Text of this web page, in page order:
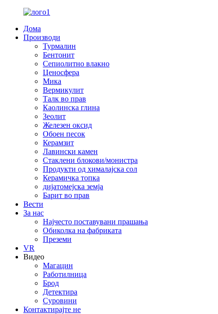
Дома
Производи
Турмалин
Бентонит
Сепиолитно влакно
Ценосфера
Мика
Вермикулит
Талк во прав
Каолинска глина
Зеолит
Железен оксид
Обоен песок
Керамзит
Лавински камен
Стаклени блокови/монистра
Продукти од хималајска сол
Керамичка топка
дијатомејска земја
Барит во прав
Вести
За нас
Најчесто поставувани прашања
Обиколка на фабриката
Преземи
VR
Видео
Магацин
Работилница
Брод
Детектира
Суровини
Контактирајте не